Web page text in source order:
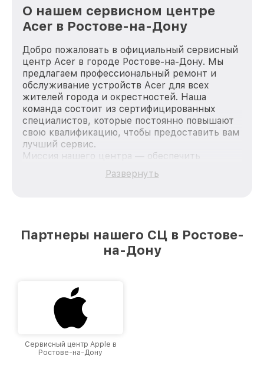
О нашем сервисном центре
Acer в Ростове-на-Дону
Добро пожаловать в официальный сервисный
центр Acer в городе Ростове-на-Дону. Мы
предлагаем профессиональный ремонт и
обслуживание устройств Acer для всех
жителей города и окрестностей. Наша
команда состоит из сертифицированных
специалистов, которые постоянно повышают
свою квалификацию, чтобы предоставить вам
лучший сервис.
Миссия нашего центра — обеспечить
качественный и доступный ремонт для
каждого пользователя продукции Acer, вне
лучшим сервисным центром Acer в городе
Ростове-на-Дону, постоянно повышая уровень
Развернуть
Партнеры нашего СЦ в Ростове-
на-Дону
Сервисный центр Apple в
Ростове-на-Дону